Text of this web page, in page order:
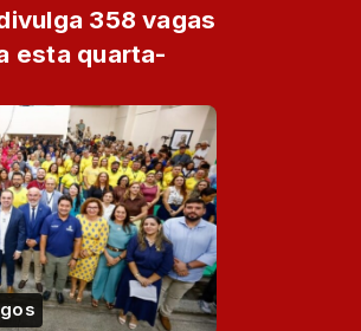
358 vagas
esta quarta-